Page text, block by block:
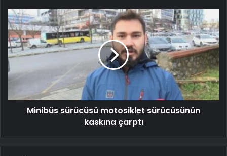
Minibüs sürücüsü motosiklet sürücüsünün
kaskına çarptı